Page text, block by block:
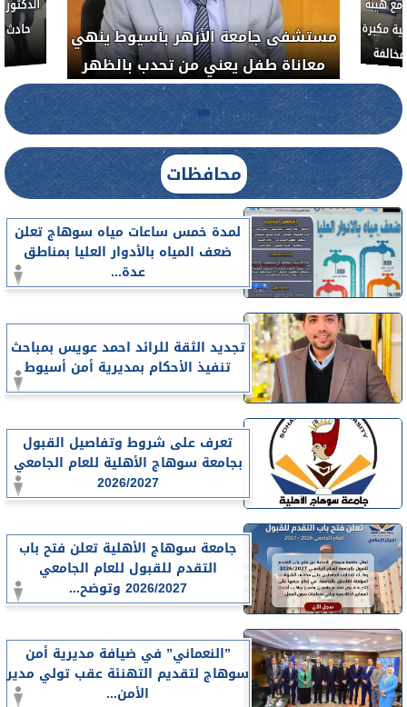
العلاج الحر بمنفلوط بالتعاون مع هيئة
الدواء المصرية يشن حملة رقابية مكبرة
لضبط المنشآت الطبية المخالفة.....
خبيث
محافظات
لمدة خمس ساعات مياه سوهاج تعلن
ضعف المياه بالأدوار العليا بمناطق
عدة...
تجديد الثقة للرائد احمد عويس بمباحث
تنفيذ الأحكام بمديرية أمن أسيوط
تعرف على شروط وتفاصيل القبول
بجامعة سوهاج الأهلية للعام الجامعي
2026/2027
جامعة سوهاج الأهلية تعلن فتح باب
التقدم للقبول للعام الجامعي
2026/2027 وتوضح...
”النعماني” في ضيافة مديرية أمن
سوهاج لتقديم التهنئة عقب تولي مدير
الأمن...